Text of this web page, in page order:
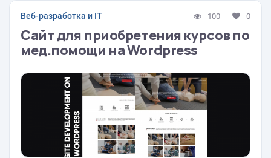
Веб-разработка и IT 100 0
Сайт для приобретения курсов по
мед.помощи на Wordpress